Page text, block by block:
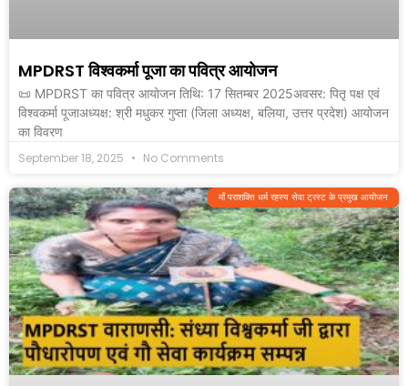
MPDRST विश्वकर्मा पूजा का पवित्र आयोजन
📜 MPDRST का पवित्र आयोजन तिथि: 17 सितम्बर 2025अवसर: पितृ पक्ष एवं
विश्वकर्मा पूजाअध्यक्ष: श्री मधुकर गुप्ता (जिला अध्यक्ष, बलिया, उत्तर प्रदेश) आयोजन
का विवरण
September 18, 2025
No Comments
माँ पराशक्ति धर्म रहस्य सेवा ट्रस्ट के प्रमुख आयोजन